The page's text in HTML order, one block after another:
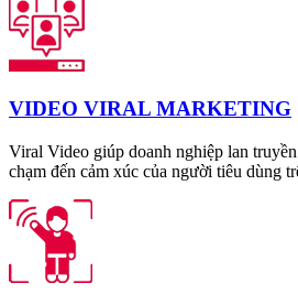
VIDEO VIRAL MARKETING
Viral Video giúp doanh nghiệp lan
chạm đến cảm xúc của người tiêu dùng